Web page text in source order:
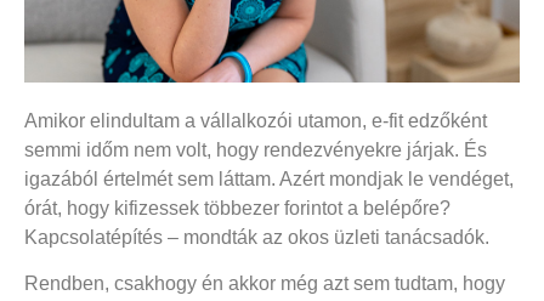
Amikor elindultam a vállalkozói utamon, e-fit edzőként
semmi időm nem volt, hogy rendezvényekre járjak. És
igazából értelmét sem láttam. Azért mondjak le vendéget,
órát, hogy kifizessek többezer forintot a belépőre?
Kapcsolatépítés – mondták az okos üzleti tanácsadók.
Rendben, csakhogy én akkor még azt sem tudtam, hogy